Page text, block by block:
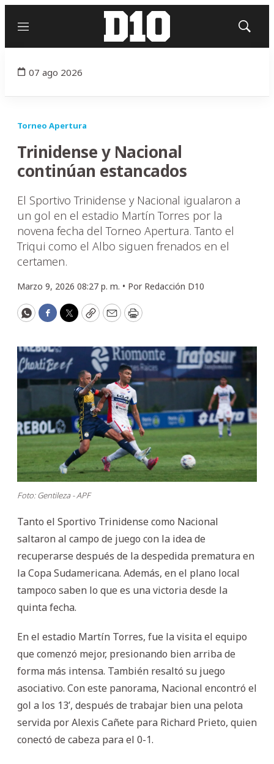
Menú
Mostrar
07 ago 2026
Torneo Apertura
Trinidense y Nacional
continúan estancados
El Sportivo Trinidense y Nacional igualaron a
un gol en el estadio Martín Torres por la
novena fecha del Torneo Apertura. Tanto el
Triqui como el Albo siguen frenados en el
certamen.
Marzo 9, 2026 08:27 p. m. • Por Redacción D10
WhatsApp
Facebook
Twitter
CopyEmailPrint
Foto: Gentileza - APF
Tanto el Sportivo Trinidense como Nacional
saltaron al campo de juego con la idea de
recuperarse después de la despedida prematura en
la Copa Sudamericana. Además, en el plano local
tampoco saben lo que es una victoria desde la
quinta fecha.
En el estadio Martín Torres, fue la visita el equipo
que comenzó mejor, presionando bien arriba de
forma más intensa. También resaltó su juego
asociativo. Con este panorama, Nacional encontró el
gol a los 13’, después de trabajar bien una pelota
servida por Alexis Cañete para Richard Prieto, quien
conectó de cabeza para el 0-1.